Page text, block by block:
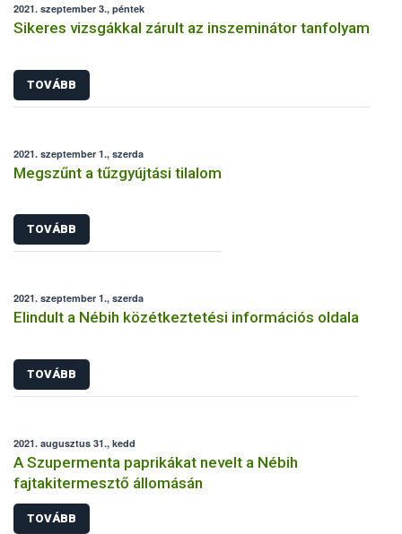
2021. szeptember 3., péntek
Sikeres vizsgákkal zárult az inszeminátor tanfolyam
TOVÁBB
2021. szeptember 1., szerda
Megszűnt a tűzgyújtási tilalom
TOVÁBB
2021. szeptember 1., szerda
Elindult a Nébih közétkeztetési információs oldala
TOVÁBB
2021. augusztus 31., kedd
A Szupermenta paprikákat nevelt a Nébih
fajtakitermesztő állomásán
TOVÁBB